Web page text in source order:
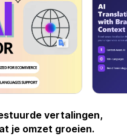
vertalingen,
je omzet groeien.